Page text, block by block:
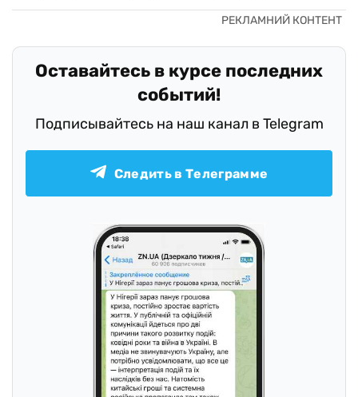
Оставайтесь в курсе последних
событий!
Подписывайтесь на наш канал в Telegram
Следить в Телеграмме